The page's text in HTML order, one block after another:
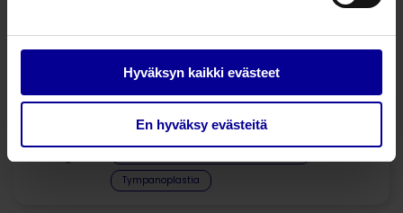
Hyväksyn kaikki evästeet
En hyväksy evästeitä
Liittyvät tuotteet
KURZ välikorvaproteesi
TTP®-VARIO Aerial
Tympanoplastia